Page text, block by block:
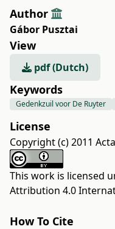
Author
Gábor Pusztai
View
pdf (Dutch)
Keywords
Gedenkzuil voor De Ruyter
License
Copyright (c) 2011
This work is licensed
Attribution 4.0
How To Cite